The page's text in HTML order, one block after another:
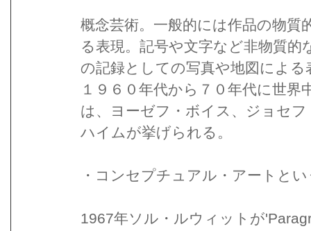
概念芸術。一般的には作品の物質
る表現。記号や文字など非物質
の記録としての写真や地図によ
１９６０年代から７０年代に世
は、ヨーゼフ・ボイス、ジョセ
ハイムが挙げられる。
・コンセプチュアル・アートと
1967年ソル・ルウィットが